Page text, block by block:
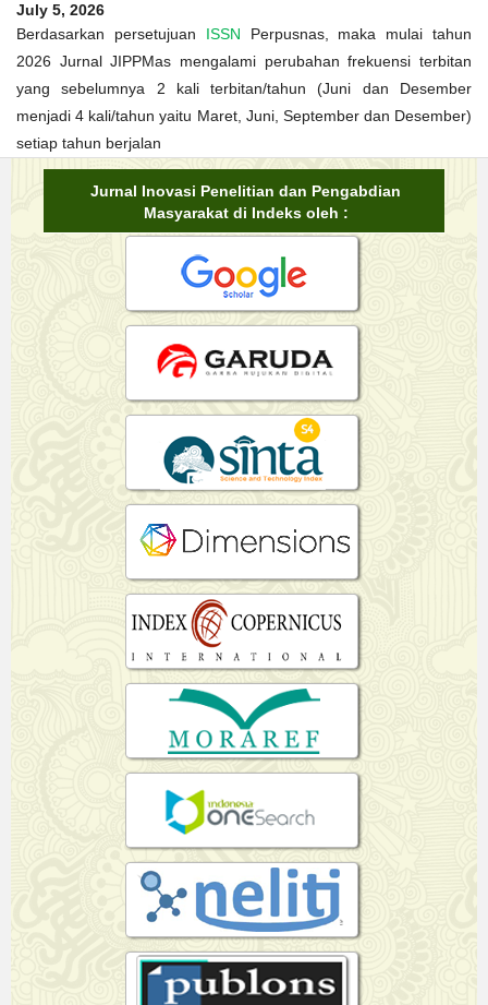
July 5, 2026
Berdasarkan persetujuan ISSN Perpusnas, maka mulai tahun
2026 Jurnal JIPPMas mengalami perubahan frekuensi terbitan
yang sebelumnya 2 kali terbitan/tahun (Juni dan Desember
menjadi 4 kali/tahun yaitu Maret, Juni, September dan Desember)
setiap tahun berjalan
Jurnal Inovasi Penelitian dan Pengabdian
Masyarakat di Indeks oleh :